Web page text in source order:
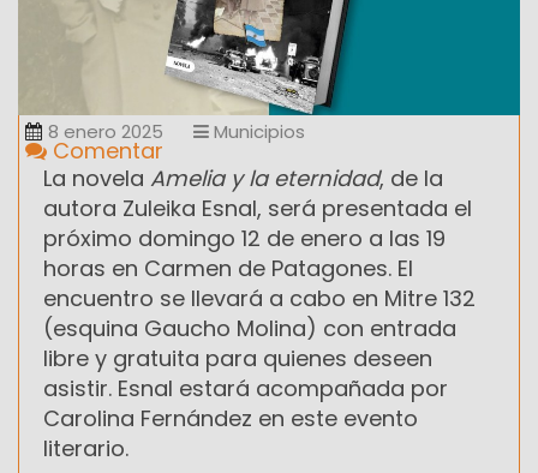
8 enero 2025 Municipios
Comentar
La novela Amelia y la eternidad, de la
autora Zuleika Esnal, será presentada el
próximo domingo 12 de enero a las 19
horas en Carmen de Patagones. El
encuentro se llevará a cabo en Mitre 132
(esquina Gaucho Molina) con entrada
libre y gratuita para quienes deseen
asistir. Esnal estará acompañada por
Carolina Fernández en este evento
literario.